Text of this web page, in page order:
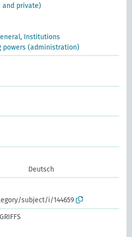
and private)
Institutions
powers (administration)
Deutsch
subject/i/144659